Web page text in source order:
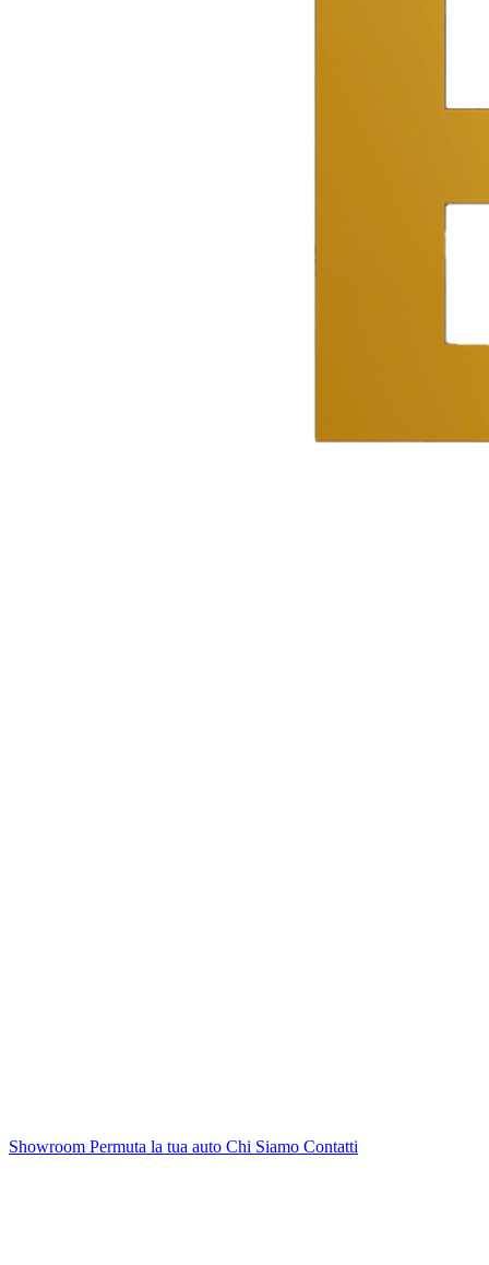
Showroom Permuta la tua auto Chi Siamo Contatti